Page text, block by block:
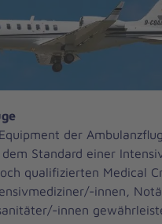
der
Standard einer
qualifizierten Medical
innen,
innen